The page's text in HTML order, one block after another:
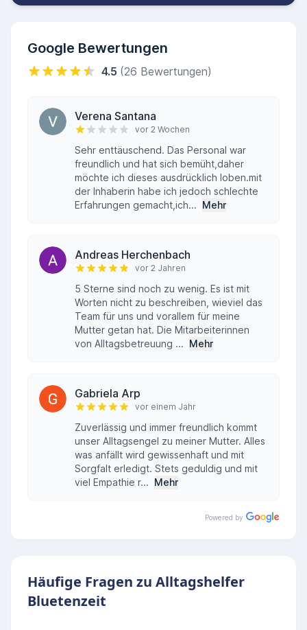
und passenden Hilfsangeboten.
Offizielle Informationen und Beratung erhalten
Sie ebenfalls auf den Webseiten der Kommune
für Gesundheitund dem
Westfalen.
Google Bewertungen
4.5 (26 Bewertungen)
Verena Santana
vor 2 Wochen
Sehr enttäuschend. Das Personal war
freundlich und hat sich bemüht,daher
möchte ich dieses ausdrücklich loben.mit
der Inhaberin habe ich jedoch schlechte
Erfahrungen gemacht,ich... Mehr
Andreas Herchenbach
vor 2 Jahren
5 Sterne sind noch zu wenig. Es ist mit
Worten nicht zu beschreiben, wieviel das
Team für uns und vorallem für meine
Mutter getan hat. Die Mitarbeiterinnen
von Alltagsbetreuung ... Mehr
Gabriela Arp
vor einem Jahr
Zuverlässig und immer freundlich kommt
unser Alltagsengel zu meiner Mutter. Alles
was anfällt wird gewissenhaft und mit
Sorgfalt erledigt. Stets geduldig und mit
viel Empathie r... Mehr
Powered by
Häufige Fragen zu Alltagshelfer
Bluetenzeit